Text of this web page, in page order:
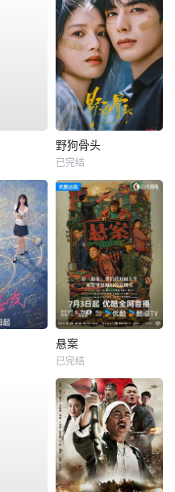
野狗骨头
已完结
悬案
已完结